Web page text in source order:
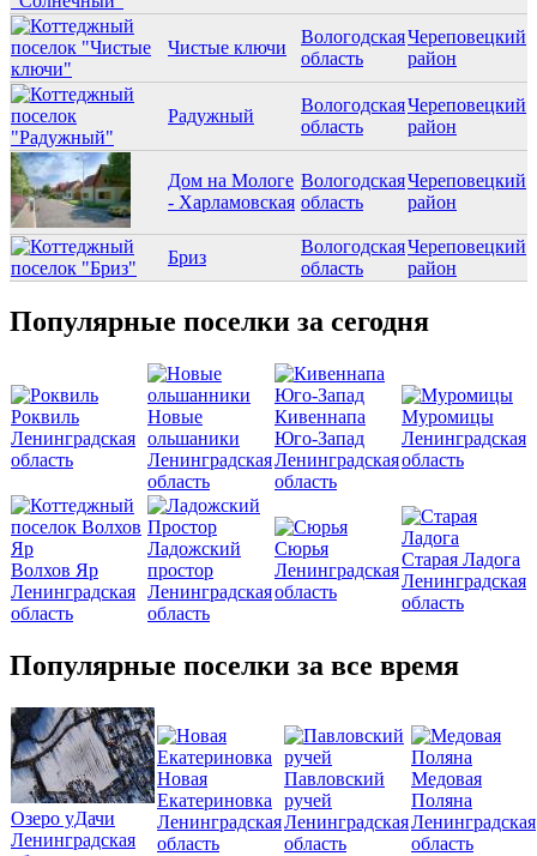
Чистые ключи
Вологодская
область
Череповецкий
район
Радужный
Вологодская
область
Череповецкий
район
Дом на Мологе
- Харламовская
Вологодская
область
Череповецкий
район
Бриз
Вологодская
область
Череповецкий
район
Популярные поселки за сегодня
Роквиль
Ленинградская
область
Новые
ольшаники
Ленинградская
область
Кивеннапа
Юго-Запад
Ленинградская
область
Муромицы
Ленинградская
область
Волхов Яр
Ленинградская
область
Ладожский
простор
Ленинградская
область
Сюрья
Ленинградская
область
Старая Ладога
Ленинградская
область
Популярные поселки за все время
Озеро уДачи
Ленинградская
Новая
Екатериновка
Ленинградская
область
Павловский
ручей
Ленинградская
область
Медовая
Поляна
Ленинградская
область